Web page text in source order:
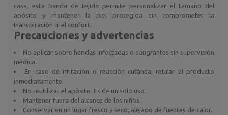
casa, esta banda de tejido permite personalizar el tamaño del
apósito y mantener la piel protegida sin comprometer la
transpiración ni el confort.
Precauciones y advertencias
No aplicar sobre heridas infectadas o sangrantes sin supervisión
médica.
En caso de irritación o reacción cutánea, retirar el producto
inmediatamente.
No reutilizar el apósito. Es de un solo uso.
Mantener fuera del alcance de los niños.
Conservar en un lugar fresco y seco, alejado de fuentes de calor.